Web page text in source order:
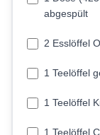
abgespült
2 Esslöffel
1 Teelöffel
1 Teelöffel
1 Teelöffel